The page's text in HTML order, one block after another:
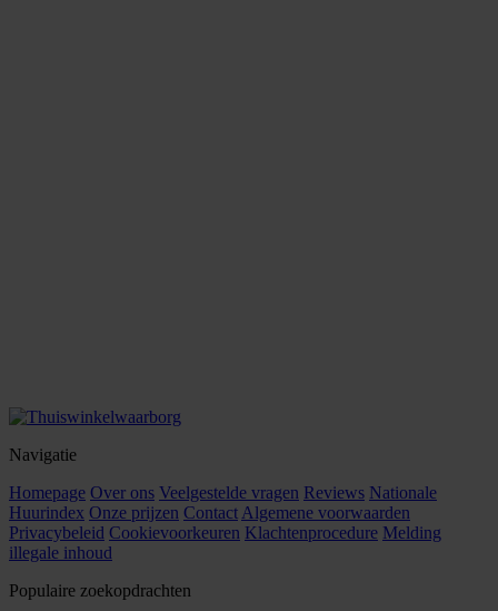
Navigatie
Homepage Over ons Veelgestelde vragen Reviews Nationale
Huurindex Onze prijzen Contact Algemene voorwaarden
Privacybeleid Cookievoorkeuren Klachtenprocedure Melding
illegale inhoud
Populaire zoekopdrachten